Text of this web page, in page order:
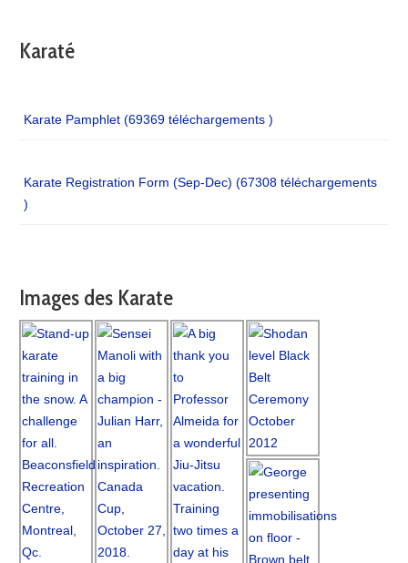
Karaté
Karate Pamphlet (69369 téléchargements )
Karate Registration Form (Sep-Dec) (67308 téléchargements
)
Images des Karate